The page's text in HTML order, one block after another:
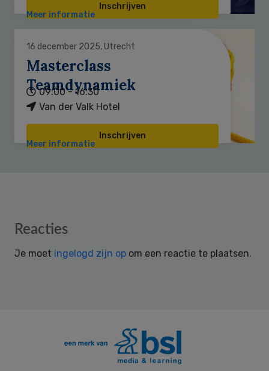
Inschrijven
Meer informatie
16 december 2025, Utrecht
Masterclass
Teamdynamiek
09:00 - 16:30
Van der Valk Hotel
Inschrijven
Meer informatie
Reader
Reacties
Je moet ingelogd zijn op om een reactie te plaatsen.